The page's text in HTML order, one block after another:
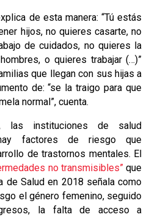
de esta manera: “Tú estás
hijos, no quieres casarte, no
de cuidados, no quieres la
o quieres trabajar (…)”
que llegan con sus hijas a
de: “se la traigo para que
normal”, cuenta.
las instituciones de salud
factores de riesgo que
de trastornos mentales. El
no transmisibles” que
de Salud en 2018 señala como
el género femenino, seguido
la falta de acceso a